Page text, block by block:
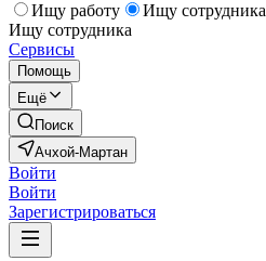
Ищу работу
Ищу сотрудника
Ищу сотрудника
Сервисы
Помощь
Ещё
Поиск
Ачхой-Мартан
Войти
Войти
Зарегистрироваться